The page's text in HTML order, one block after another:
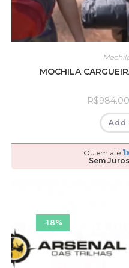
MOCHILA
R$984.00
Ou em até
Sem
-18%